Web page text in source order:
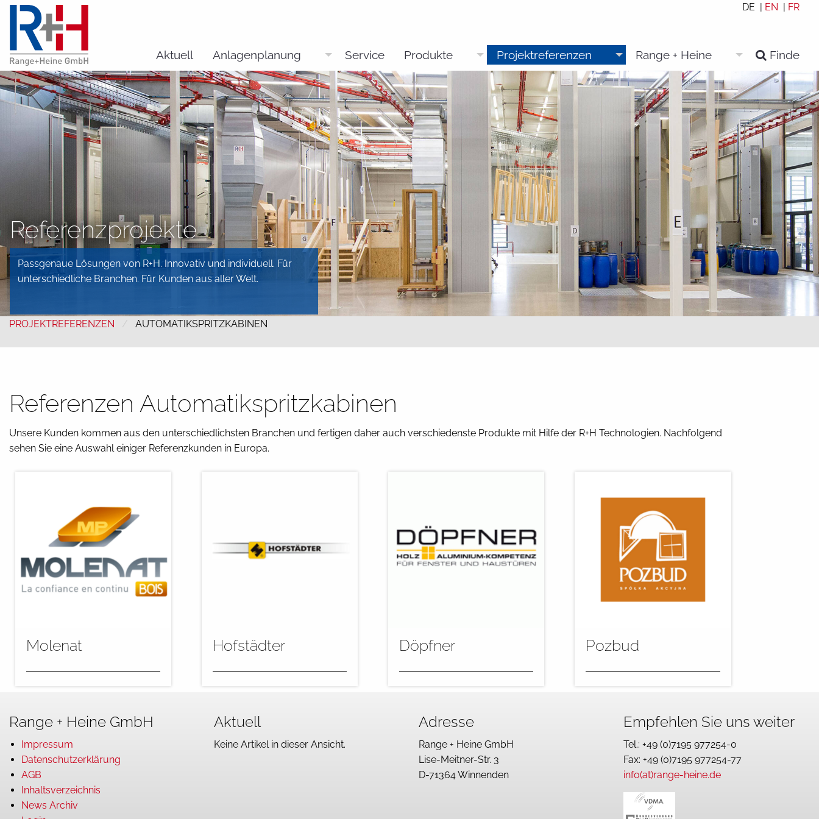
DE | EN | FR
Aktuell Anlagenplanung Service Produkte Projektreferenzen Range + Heine Finde
Referenzprojekte
Passgenaue Lösungen von R+H. Innovativ und individuell. Für
unterschiedliche Branchen. Für Kunden aus aller Welt.
PROJEKTREFERENZEN AUTOMATIKSPRITZKABINEN
Referenzen Automatikspritzkabinen
Unsere Kunden kommen aus den unterschiedlichsten Branchen und fertigen daher auch verschiedenste Produkte mit Hilfe der R+H Technologien. Nachfolgend
sehen Sie eine Auswahl einiger Referenzkunden in Europa.
Molenat
Südfrankreich. Die Firma
Anlage bis...
Hofstädter
Farbtönen erfolgt in der
Döpfner
automatisch imprägniert und
Pozbud
setzt seit zwei Jahren auf die
Range+Heine...
Range + Heine GmbH
Impressum
Datenschutzerklärung
AGB
Inhaltsverzeichnis
News Archiv
Aktuell
Keine Artikel in dieser Ansicht.
Adresse
Range + Heine GmbH
Lise-Meitner-Str. 3
D-71364 Winnenden
Empfehlen Sie uns weiter
Tel.: +49 (0)7195 977254-0
Fax: +49 (0)7195 977254-77
info(at)range-heine.de